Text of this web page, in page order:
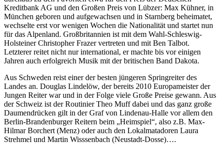
Kreditbank AG und den Großen Preis von Lübzer: Max Kühner, in
München geboren und aufgewachsen und in Starnberg beheimatet,
wechselte erst vor wenigen Wochen die Nationalität und startet nun
für das Alpenland. Großbritannien ist mit dem Wahl-Schleswig-
Holsteiner Christopher Frazer vertreten und mit Ben Talbot.
Letzterer reitet nicht nur international, er machte bis vor einigen
Jahren auch erfolgreich Musik mit der britischen Band Dakota.
Aus Schweden reist einer der besten jüngeren Springreiter des
Landes an. Douglas Lindelöw, der bereits 2010 Europameister der
Jungen Reiter war und in der Folge viele Große Preise gewann. Aus
der Schweiz ist der Routinier Theo Muff dabei und das ganz große
Daumendrücken gilt in der Graf von Lindenau-Halle vor allem den
Berlin-Brandenburger Reitern beim „Heimspiel“, also z.B. Max-
Hilmar Borchert (Menz) oder auch den Lokalmatadoren Laura
Strehmel und Martin Wisssenbach (Neustadt-Dosse)….